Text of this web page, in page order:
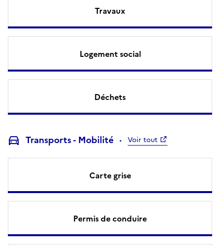
Travaux
Logement social
Déchets
Transports - Mobilité Voir tout
Carte grise
Permis de conduire